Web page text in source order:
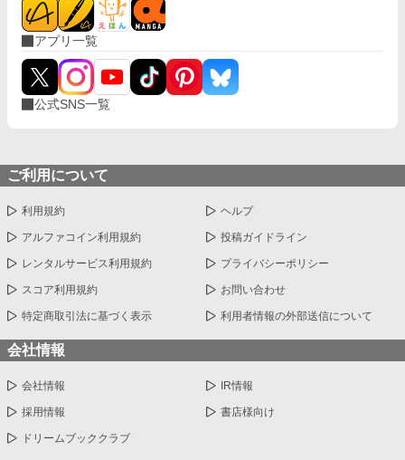
アプリ一覧
公式SNS一覧
ご利用について
利用規約 ヘルプ
アルファコイン利用規約 投稿ガイドライン
レンタルサービス利用規約 プライバシーポリシー
スコア利用規約 お問い合わせ
特定商取引法に基づく表示 利用者情報の外部送信について
会社情報
会社情報 IR情報
採用情報 書店様向け
ドリームブッククラブ